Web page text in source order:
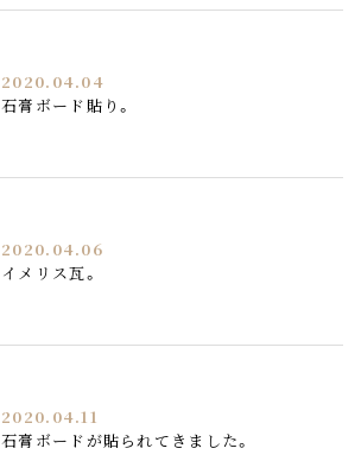
2020.04.04
石膏ボード貼り。
2020.04.06
イメリス瓦。
2020.04.11
石膏ボードが貼られてきました。